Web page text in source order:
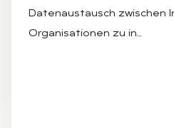
Datenaustausch zwischen
Organisationen zu in…